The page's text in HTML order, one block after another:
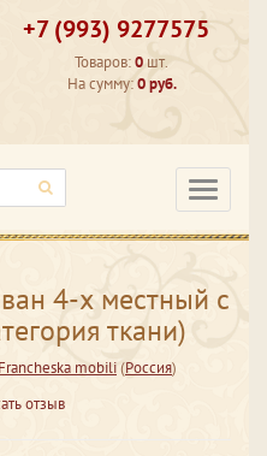
+7 (993) 9277575
Товаров:0 шт.
На сумму:0 руб.
4-х местный с
ткани)
Francheska mobili(Россия)
отзыв